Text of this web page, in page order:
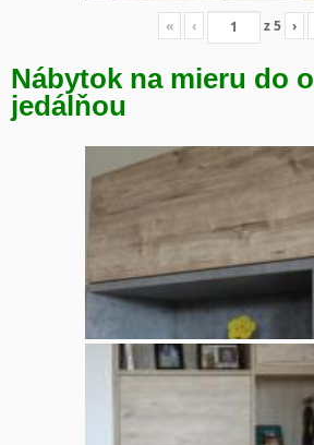
« ‹ z5 ›
Nábytok na mieru do
jedálňou